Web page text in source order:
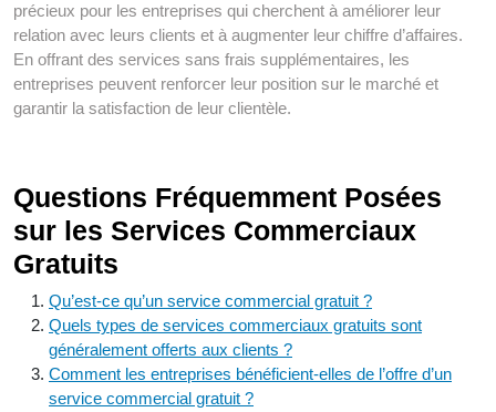
précieux pour les entreprises qui cherchent à améliorer leur
relation avec leurs clients et à augmenter leur chiffre d’affaires.
En offrant des services sans frais supplémentaires, les
entreprises peuvent renforcer leur position sur le marché et
garantir la satisfaction de leur clientèle.
Questions Fréquemment Posées
sur les Services Commerciaux
Gratuits
Qu’est-ce qu’un service commercial gratuit ?
Quels types de services commerciaux gratuits sont
généralement offerts aux clients ?
Comment les entreprises bénéficient-elles de l’offre d’un
service commercial gratuit ?